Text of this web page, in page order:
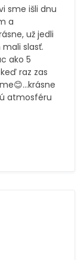
sme išli dnu
a
už jedli
slasť.
ako 5
raz zas
atmosféru